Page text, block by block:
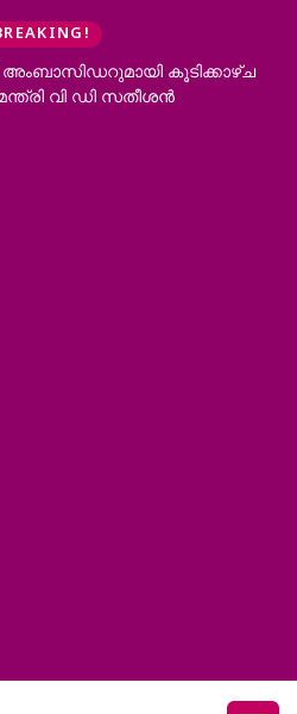
അംബാസിഡറുമായി കൂടിക്കാഴ്ച
വി ഡി സതീശൻ